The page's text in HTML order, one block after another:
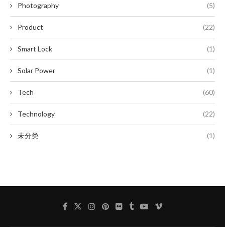
Photography (5)
Product (22)
Smart Lock (1)
Solar Power (1)
Tech (60)
Technology (22)
未分类 (1)